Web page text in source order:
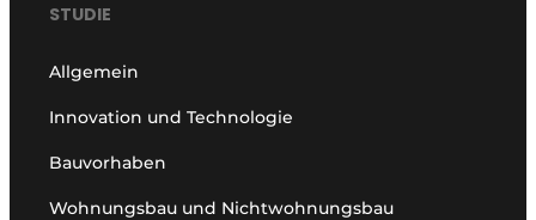
STUDIE
Allgemein
Innovation und Technologie
Bauvorhaben
Wohnungsbau und Nichtwohnungsbau